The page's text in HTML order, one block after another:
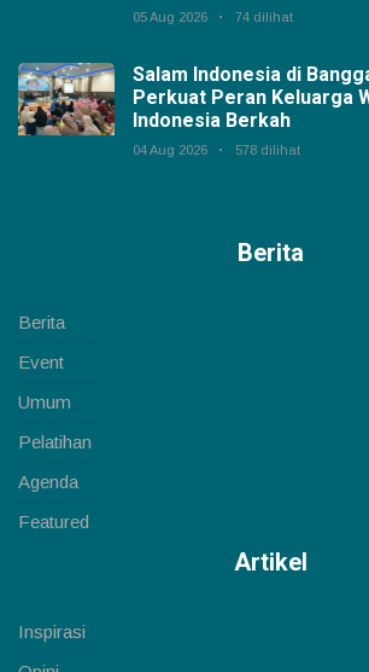
05 Aug 2026 74 dilihat
Salam Indonesia di
Perkuat Peran Keluarga
Indonesia Berkah
04 Aug 2026 578 dilihat
Berita
Berita
Event
Umum
Pelatihan
Agenda
Featured
Artikel
Inspirasi